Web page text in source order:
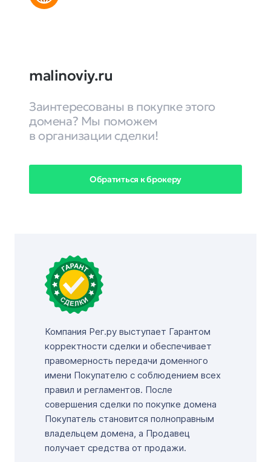
malinoviy.ru
Заинтересованы в покупке этого
домена? Мы поможем
в организации сделки!
Обратиться к брокеру
Компания Рег.ру выступает Гарантом
корректности сделки и обеспечивает
правомерность передачи доменного
имени Покупателю с соблюдением всех
правил и регламентов. После
совершения сделки по покупке домена
Покупатель становится полноправным
владельцем домена, а Продавец
получает средства от продажи.